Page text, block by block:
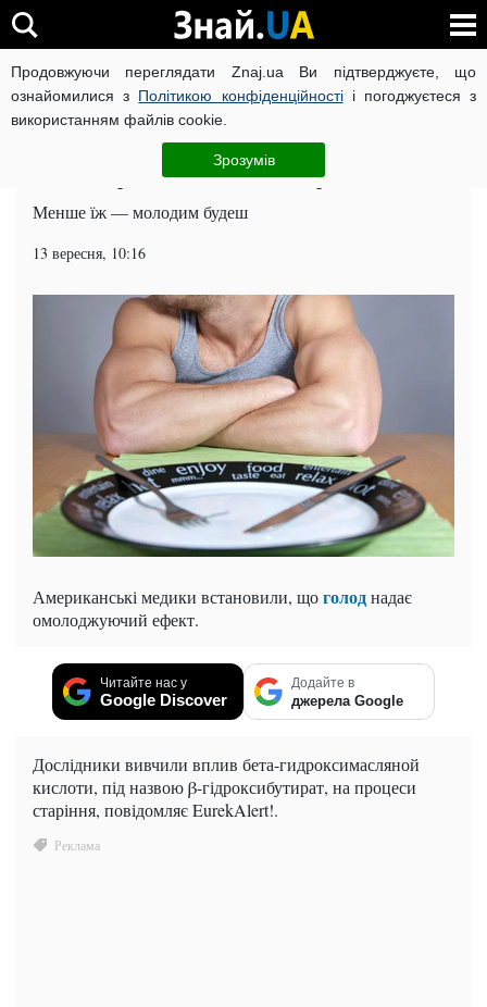
Продовжуючи переглядати Znaj.ua Ви підтверджуєте, що
ознайомилися з Політикою конфіденційностіі погоджуєтеся з
використанням файлів cookie.
Зрозумів
ВІЙНА РОСІЇ ПРОТИ УКРАЇНИ КОРОНАВІРУС В УКРАЇНІ
ЧИТАТЬ НА РУССКОМ
Голодні ігри: вчені виявили джерело молодості
Менше їж — молодим будеш
13 вересня, 10:16
Американські медики встановили, щоголоднадає
омолоджуючий ефект.
Читайте нас у
Google Discover
Додайте в
джерела Google
Дослідники вивчили вплив бета-гидроксимасляной
кислоти, під назвою β-гідроксибутират, на процеси
старіння, повідомляє EurekAlert!.